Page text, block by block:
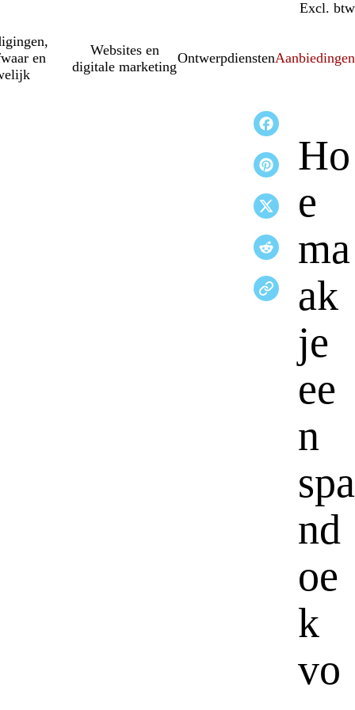
Incl. btw
Excl. btw
en
Websites en
digitale marketing
OntwerpdienstenAanbiedingen
Ho
e
ma
ak
je
ee
n
spa
nd
oe
k
vo